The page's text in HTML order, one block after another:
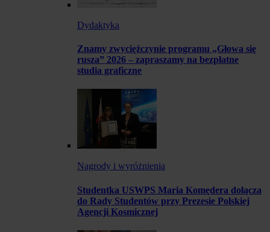
Dydaktyka
Znamy zwyciężczynie programu „Głowa się
rusza” 2026 – zapraszamy na bezpłatne
studia graficzne
Nagrody i wyróżnienia
Studentka USWPS Maria Komędera dołącza
do Rady Studentów przy Prezesie Polskiej
Agencji Kosmicznej